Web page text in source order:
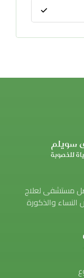
مستشفى لعلاج
النساء والذكورة